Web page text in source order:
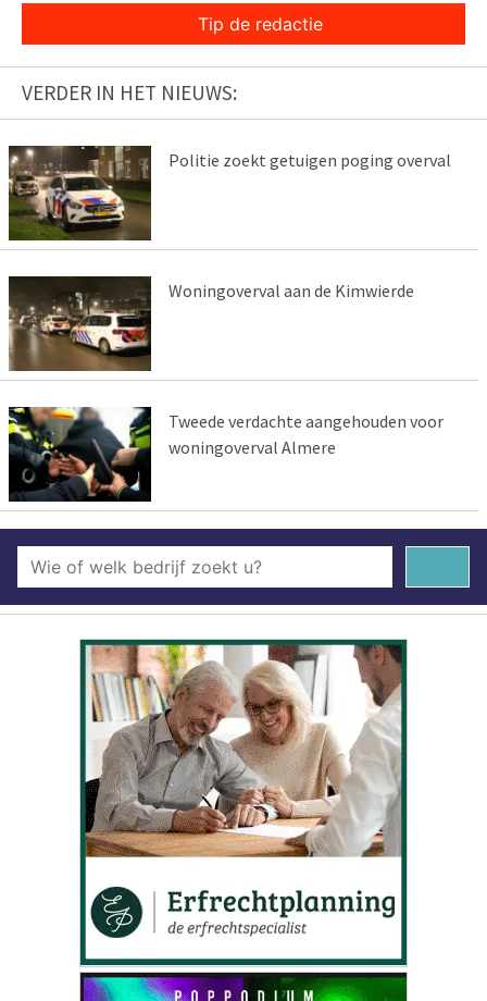
Tip de redactie
VERDER IN HET NIEUWS:
Politie zoekt getuigen poging overval
Woningoverval aan de Kimwierde
Tweede verdachte aangehouden voor
woningoverval Almere